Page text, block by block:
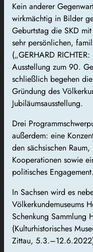
Kein anderer
wirkmächtig in Bilder
Geburtstag die SKD
sehr persönlichen,
(„GERHARD
Ausstellung zum 90.
schließlich begehen
Gründung des
Jubiläumsausstellung.
Drei
außerdem: eine
den sächsischen
Kooperationen sowie
politisches Engagement.
In Sachsen wird es
Völkerkundemuseums
Schenkung Sammlung
(Kulturhistorisches
Zittau,